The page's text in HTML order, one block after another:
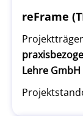
reFrame
Lehre GmbH